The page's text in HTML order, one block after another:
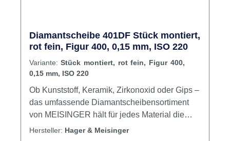
Diamantscheibe 401DF Stück montiert,
rot fein, Figur 400, 0,15 mm, ISO 220
Variante: Stück montiert, rot fein, Figur 400,
0,15 mm, ISO 220
Ob Kunststoff, Keramik, Zirkonoxid oder Gips –
das umfassende Diamantscheibensortiment
von MEISINGER hält für jedes Material die
passenden Scheiben bereit.Gemeinsam haben
Hersteller: Hager & Meisinger